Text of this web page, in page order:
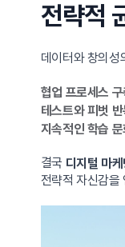
전략적
데이터와 창의성
협업 프로세스
테스트와 피벗
지속적인 학습
결국 디지털 마
전략적 자신감을